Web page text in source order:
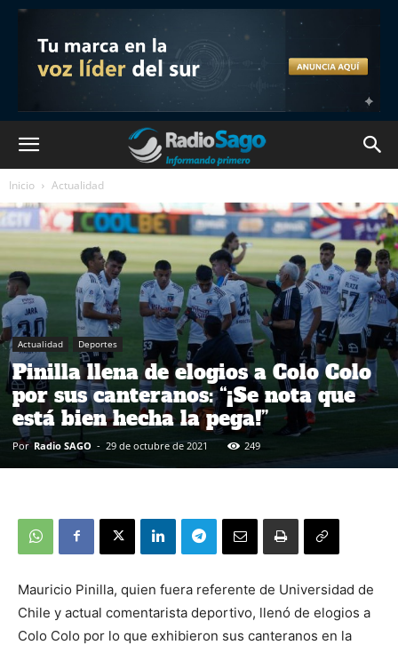
Inicio Actualidad
Actualidad Deportes
Pinilla llena de elogios a Colo Colo
por sus canteranos: “¡Se nota que
está bien hecha la pega!”
Por Radio SAGO - 29 de octubre de 2021 249
Mauricio Pinilla, quien fuera referente de Universidad de
Chile y actual comentarista deportivo, llenó de elogios a
Colo Colo por lo que exhibieron sus canteranos en la